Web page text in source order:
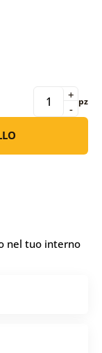
-
+ pz
nel tuo interno